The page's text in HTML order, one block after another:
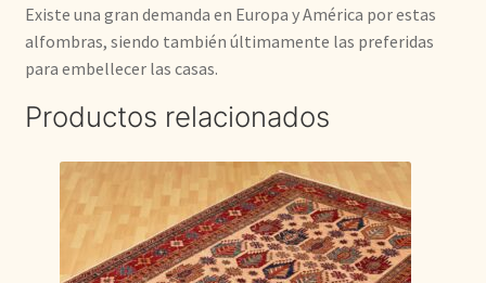
Existe una gran demanda en Europa y América por estas
alfombras, siendo también últimamente las preferidas
para embellecer las casas.
Productos relacionados